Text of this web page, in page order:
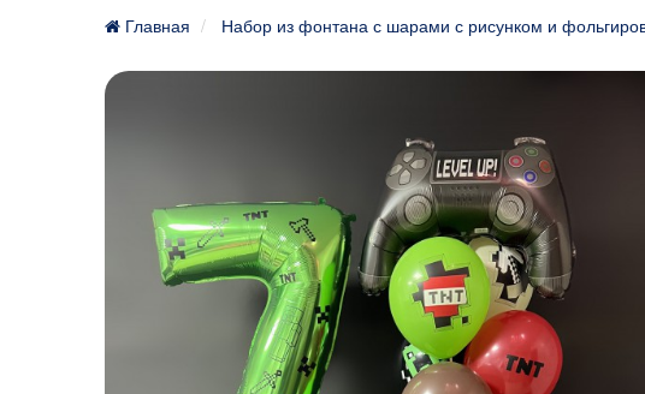
Главная Набор из фонтана с шарами с рисунком и